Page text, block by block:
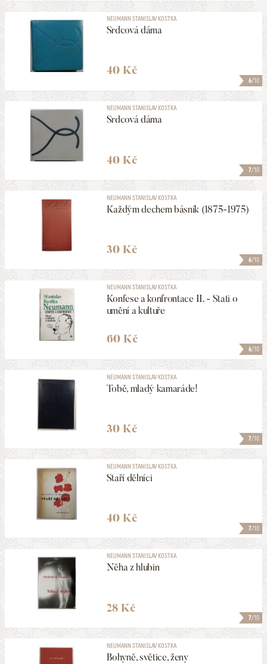
6/10
NEUMANN STANISLAV KOSTKA
Srdcová dáma
40 Kč
7/10
NEUMANN STANISLAV KOSTKA
Srdcová dáma
40 Kč
6/10
NEUMANN STANISLAV KOSTKA
Každým dechem básník (1875-1975)
30 Kč
6/10
NEUMANN STANISLAV KOSTKA
Konfese a konfrontace II. - Stati o
umění a kultuře
60 Kč
7/10
NEUMANN STANISLAV KOSTKA
Tobě, mladý kamaráde!
30 Kč
7/10
NEUMANN STANISLAV KOSTKA
Staří dělníci
40 Kč
7/10
NEUMANN STANISLAV KOSTKA
Něha z hlubin
28 Kč
NEUMANN STANISLAV KOSTKA
Bohyně, světice, ženy